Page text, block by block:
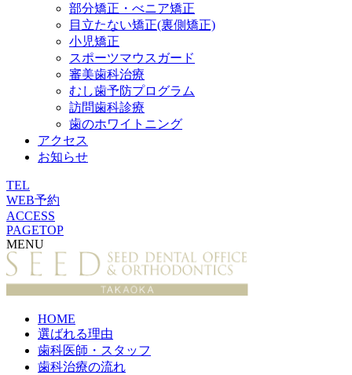
部分矯正・べニア矯正
目立たない矯正(裏側矯正)
小児矯正
スポーツマウスガード
審美歯科治療
むし歯予防プログラム
訪問歯科診療
歯のホワイトニング
アクセス
お知らせ
TEL
WEB予約
ACCESS
PAGETOP
MENU
HOME
選ばれる理由
歯科医師・スタッフ
歯科治療の流れ